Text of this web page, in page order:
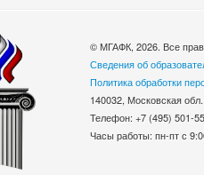
© МГАФК, 2026. Все
Сведения об
Политика обработки
140032, Московская
Телефон: +7 (495)
Часы работы: пн-пт с